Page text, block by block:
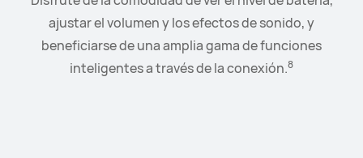
HUAWEI FreeArc
ajustar el volumen y los efectos de sonido, y
beneficiarse de una amplia gama de funciones
inteligentes a través de la conexión.8
la reproducción y el nivel de volumen desde la
comodidad de tu muñeca.9